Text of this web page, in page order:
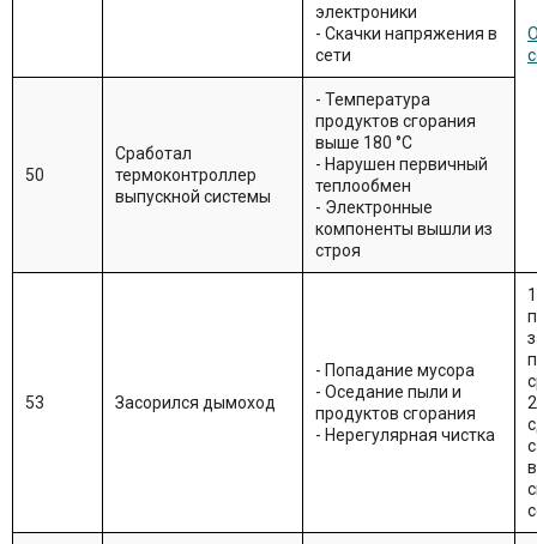
электроники
- Скачки напряжения в
сети
50
Сработал
термоконтроллер
выпускной системы
- Температура
продуктов сгорания
выше 180 °С
- Нарушен первичный
теплообмен
- Электронные
компоненты вышли из
строя
53 Засорился дымоход
- Попадание мусора
- Оседание пыли и
продуктов сгорания
- Нерегулярная чистка